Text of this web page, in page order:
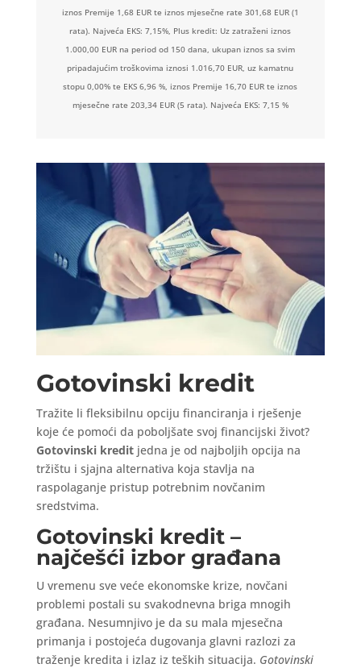
iznos Premije 1,68 EUR te iznos mjesečne rate 301,68 EUR (1
rata). Najveća EKS: 7,15%, Plus kredit: Uz zatraženi iznos
1.000,00 EUR na period od 150 dana, ukupan iznos sa svim
pripadajućim troškovima iznosi 1.016,70 EUR, uz kamatnu
stopu 0,00% te EKS 6,96 %, iznos Premije 16,70 EUR te iznos
mjesečne rate 203,34 EUR (5 rata). Najveća EKS: 7,15 %
Gotovinski kredit
Tražite li fleksibilnu opciju financiranja i rješenje
koje će pomoći da poboljšate svoj financijski život?
Gotovinski kreditjedna je od najboljih opcija na
tržištu i sjajna alternativa koja stavlja na
raspolaganje pristup potrebnim novčanim
sredstvima.
Gotovinski kredit –
najčešći izbor građana
U vremenu sve veće ekonomske krize, novčani
problemi postali su svakodnevna briga mnogih
građana. Nesumnjivo je da su mala mjesečna
primanja i postojeća dugovanja glavni razlozi za
traženje kredita i izlaz iz teških situacija. Gotovinski